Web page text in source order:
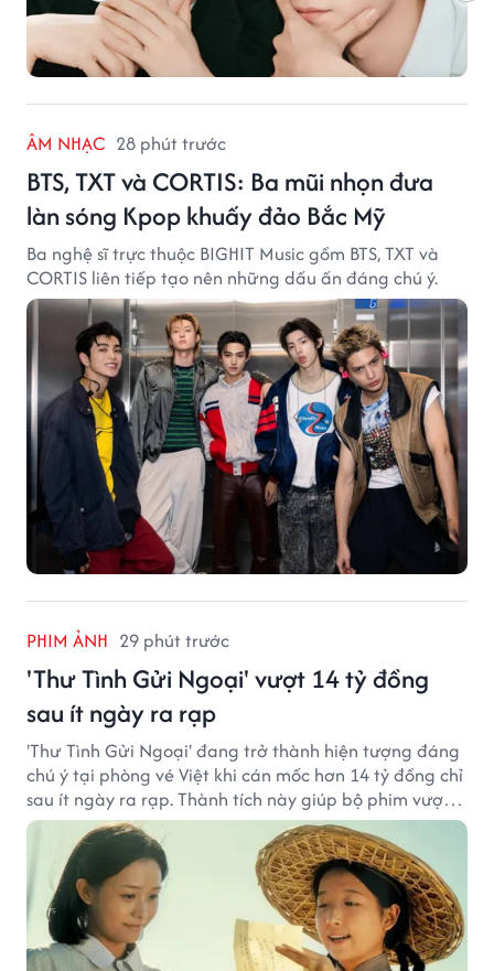
ÂM NHẠC 28 phút trước
BTS, TXT và CORTIS: Ba mũi nhọn đưa
làn sóng Kpop khuấy đảo Bắc Mỹ
Ba nghệ sĩ trực thuộc BIGHIT Music gồm BTS, TXT và
CORTIS liên tiếp tạo nên những dấu ấn đáng chú ý.
PHIM ẢNH 29 phút trước
'Thư Tình Gửi Ngoại' vượt 14 tỷ đồng
sau ít ngày ra rạp
'Thư Tình Gửi Ngoại' đang trở thành hiện tượng đáng
chú ý tại phòng vé Việt khi cán mốc hơn 14 tỷ đồng chỉ
sau ít ngày ra rạp. Thành tích này giúp bộ phim vượt
kỳ vọng ban đầu và duy trì sức hút giữa cuộc cạnh
tranh của nhiều tác phẩm lớn.